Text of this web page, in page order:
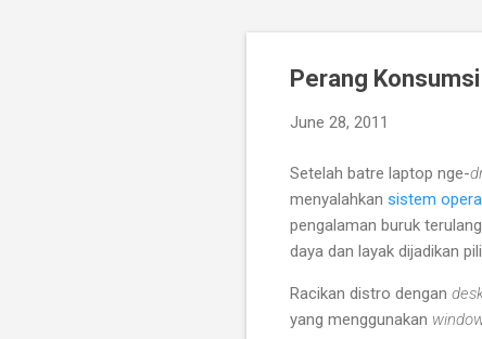
Perang
June 28, 2011
Setelah batre laptop nge-
menyalahkan sistem
pengalaman buruk
daya dan layak dijadikan
Racikan distro dengan
yang menggunakan